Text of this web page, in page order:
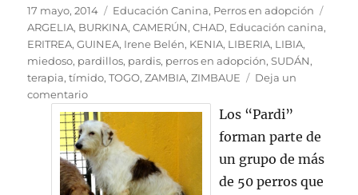
Publicado
el
17 mayo, 2014 Categorías
Educación Canina, Perros en adopción
ARGELIA, BURKINA,CAMERÚN,CHAD, Educación canina,
ERITREA,GUINEA, Irene Belén, KENIA, LIBERIA, LIBIA,
miedoso, pardillos, pardis, perros en adopción,SUDÁN,
terapia,tímido,TOGO,ZAMBIA,ZIMBAUE
Deja un
comentarioen
Recuperando
la
confianza
Los “Pardi”
forman parte de
un grupo de más
de 50 perros que